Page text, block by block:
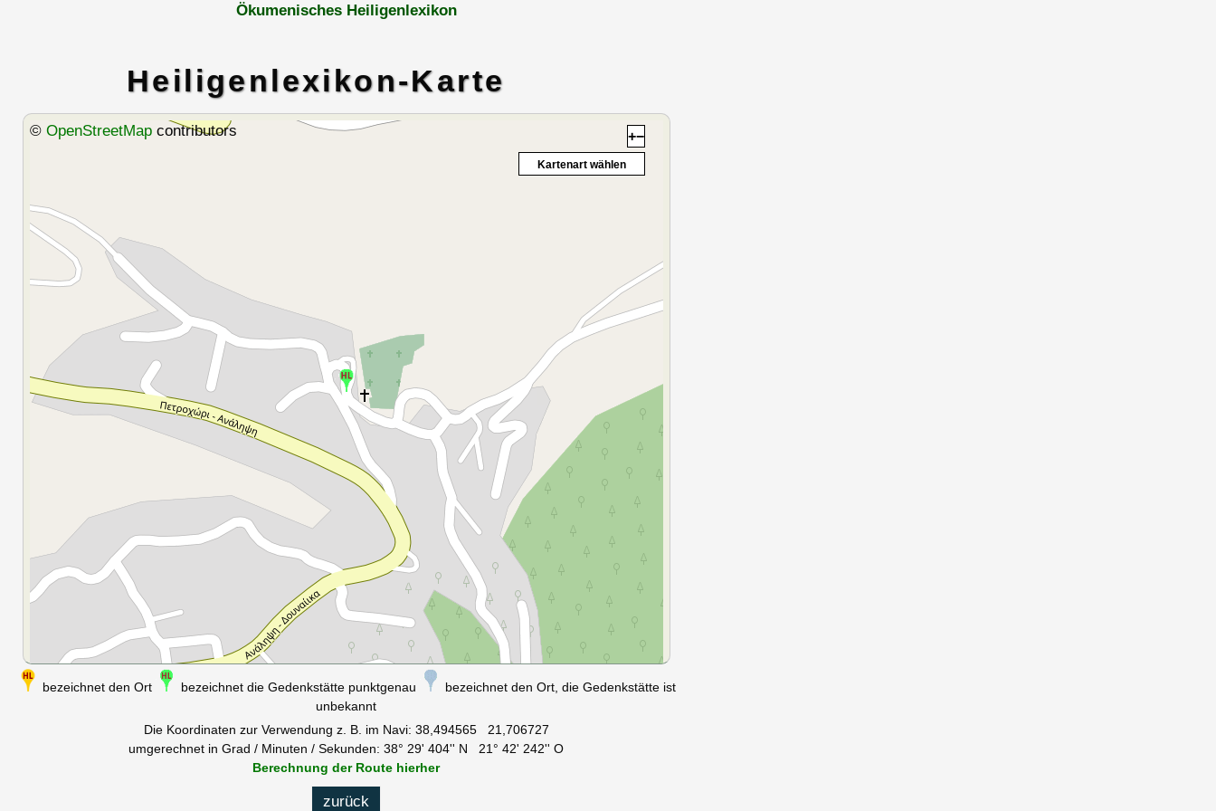
Ökumenisches Heiligenlexikon
Heiligenlexikon-Karte
+−
© OpenStreetMapcontributors
Kartenart wählen
bezeichnet den Ort bezeichnet die Gedenkstätte punktgenau
bezeichnet den Ort, die Gedenkstätte ist
unbekannt
Die Koordinaten zur Verwendung z. B. im Navi: 38,494565 21,706727
umgerechnet in Grad / Minuten / Sekunden: 38° 29' 404'' N 21° 42' 242'' O
Berechnung der Route hierher